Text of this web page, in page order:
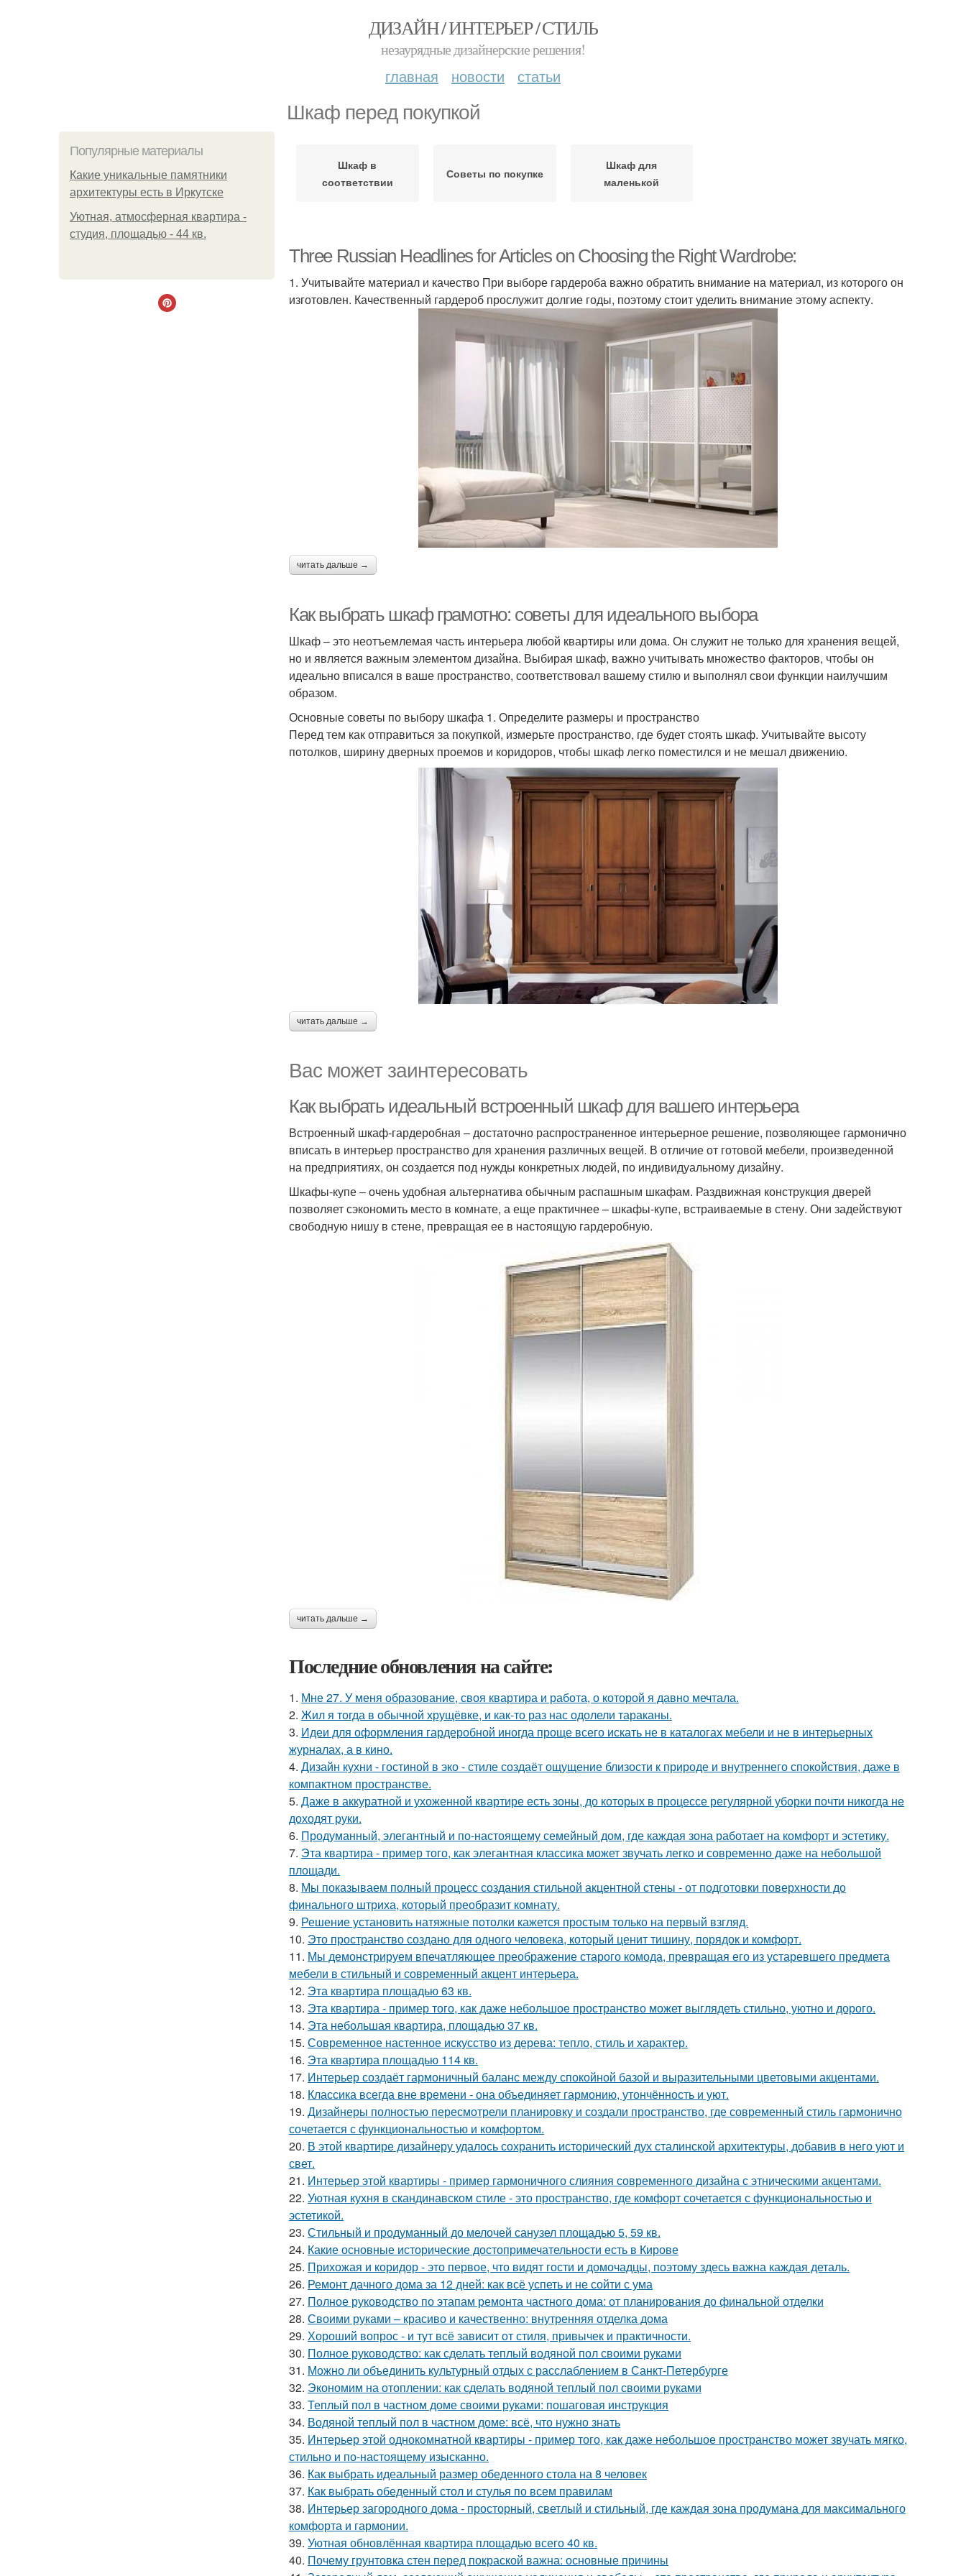
ДИЗАЙН / ИНТЕРЬЕР / СТИЛЬ
незаурядные дизайнерские решения!
главная новости статьи
Шкаф перед покупкой
Популярные материалы
Какие уникальные памятники
архитектуры есть в Иркутске
Уютная, атмосферная квартира -
студия, площадью - 44 кв.
Шкаф в
соответствии
Советы по покупке
Шкаф для
маленькой
Three Russian Headlines for Articles on Choosing the Right Wardrobe:
1. Учитывайте материал и качество При выборе гардероба важно обратить внимание на материал, из которого он
изготовлен. Качественный гардероб прослужит долгие годы, поэтому стоит уделить внимание этому аспекту.
читать дальше →
Как выбрать шкаф грамотно: советы для идеального выбора
Шкаф – это неотъемлемая часть интерьера любой квартиры или дома. Он служит не только для хранения вещей,
но и является важным элементом дизайна. Выбирая шкаф, важно учитывать множество факторов, чтобы он
идеально вписался в ваше пространство, соответствовал вашему стилю и выполнял свои функции наилучшим
образом.
Основные советы по выбору шкафа 1. Определите размеры и пространство
Перед тем как отправиться за покупкой, измерьте пространство, где будет стоять шкаф. Учитывайте высоту
потолков, ширину дверных проемов и коридоров, чтобы шкаф легко поместился и не мешал движению.
читать дальше →
Вас может заинтересовать
Как выбрать идеальный встроенный шкаф для вашего интерьера
Встроенный шкаф-гардеробная – достаточно распространенное интерьерное решение, позволяющее гармонично
вписать в интерьер пространство для хранения различных вещей. В отличие от готовой мебели, произведенной
на предприятиях, он создается под нужды конкретных людей, по индивидуальному дизайну.
Шкафы-купе – очень удобная альтернатива обычным распашным шкафам. Раздвижная конструкция дверей
позволяет сэкономить место в комнате, а еще практичнее – шкафы-купе, встраиваемые в стену. Они задействуют
свободную нишу в стене, превращая ее в настоящую гардеробную.
читать дальше →
Последние обновления на сайте:
1. Мне 27. У меня образование, своя квартира и работа, о которой я давно мечтала.
2. Жил я тогда в обычной хрущёвке, и как-то раз нас одолели тараканы.
3. Идеи для оформления гардеробной иногда проще всего искать не в каталогах мебели и не в интерьерных
журналах, а в кино.
4. Дизайн кухни - гостиной в эко - стиле создаёт ощущение близости к природе и внутреннего спокойствия, даже в
компактном пространстве.
5. Даже в аккуратной и ухоженной квартире есть зоны, до которых в процессе регулярной уборки почти никогда не
доходят руки.
6. Продуманный, элегантный и по-настоящему семейный дом, где каждая зона работает на комфорт и эстетику.
7. Эта квартира - пример того, как элегантная классика может звучать легко и современно даже на небольшой
площади.
8. Мы показываем полный процесс создания стильной акцентной стены - от подготовки поверхности до
финального штриха, который преобразит комнату.
9. Решение установить натяжные потолки кажется простым только на первый взгляд.
10. Это пространство создано для одного человека, который ценит тишину, порядок и комфорт.
11. Мы демонстрируем впечатляющее преображение старого комода, превращая его из устаревшего предмета
мебели в стильный и современный акцент интерьера.
12. Эта квартира площадью 63 кв.
13. Эта квартира - пример того, как даже небольшое пространство может выглядеть стильно, уютно и дорого.
14. Эта небольшая квартира, площадью 37 кв.
15. Современное настенное искусство из дерева: тепло, стиль и характер.
16. Эта квартира площадью 114 кв.
17. Интерьер создаёт гармоничный баланс между спокойной базой и выразительными цветовыми акцентами.
18. Классика всегда вне времени - она объединяет гармонию, утончённость и уют.
19. Дизайнеры полностью пересмотрели планировку и создали пространство, где современный стиль гармонично
сочетается с функциональностью и комфортом.
20. В этой квартире дизайнеру удалось сохранить исторический дух сталинской архитектуры, добавив в него уют и
свет.
21. Интерьер этой квартиры - пример гармоничного слияния современного дизайна с этническими акцентами.
22. Уютная кухня в скандинавском стиле - это пространство, где комфорт сочетается с функциональностью и
эстетикой.
23. Стильный и продуманный до мелочей санузел площадью 5, 59 кв.
24. Какие основные исторические достопримечательности есть в Кирове
25. Прихожая и коридор - это первое, что видят гости и домочадцы, поэтому здесь важна каждая деталь.
26. Ремонт дачного дома за 12 дней: как всё успеть и не сойти с ума
27. Полное руководство по этапам ремонта частного дома: от планирования до финальной отделки
28. Своими руками – красиво и качественно: внутренняя отделка дома
29. Хороший вопрос - и тут всё зависит от стиля, привычек и практичности.
30. Полное руководство: как сделать теплый водяной пол своими руками
31. Можно ли объединить культурный отдых с расслаблением в Санкт-Петербурге
32. Экономим на отоплении: как сделать водяной теплый пол своими руками
33. Теплый пол в частном доме своими руками: пошаговая инструкция
34. Водяной теплый пол в частном доме: всё, что нужно знать
35. Интерьер этой однокомнатной квартиры - пример того, как даже небольшое пространство может звучать мягко,
стильно и по-настоящему изысканно.
36. Как выбрать идеальный размер обеденного стола на 8 человек
37. Как выбрать обеденный стол и стулья по всем правилам
38. Интерьер загородного дома - просторный, светлый и стильный, где каждая зона продумана для максимального
комфорта и гармонии.
39. Уютная обновлённая квартира площадью всего 40 кв.
40. Почему грунтовка стен перед покраской важна: основные причины